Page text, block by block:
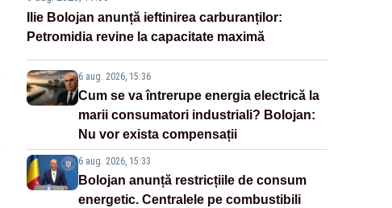
Ilie Bolojan anunță ieftinirea carburanților:
Petromidia revine la capacitate maximă
6 aug. 2026, 15:36
Cum se va întrerupe energia electrică la
marii consumatori industriali? Bolojan:
Nu vor exista compensații
6 aug. 2026, 15:33
Bolojan anunță restricțiile de consum
energetic. Centralele pe combustibili